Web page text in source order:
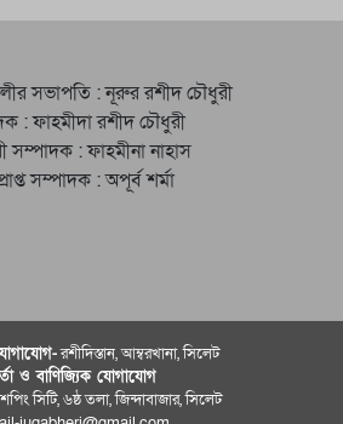
সভাপতি : নূরুর রশীদ চৌধুরী
: ফাহমীদা রশীদ চৌধুরী
সম্পাদক : ফাহমীনা নাহাস
সম্পাদক : অপূর্ব শর্মা
রশীদিস্তান, আম্বরখানা, সিলেট
ও বাণিজ্যিক যোগাযােগ
সিটি, ৬ষ্ঠ তলা, জিন্দাবাজার, সিলেট